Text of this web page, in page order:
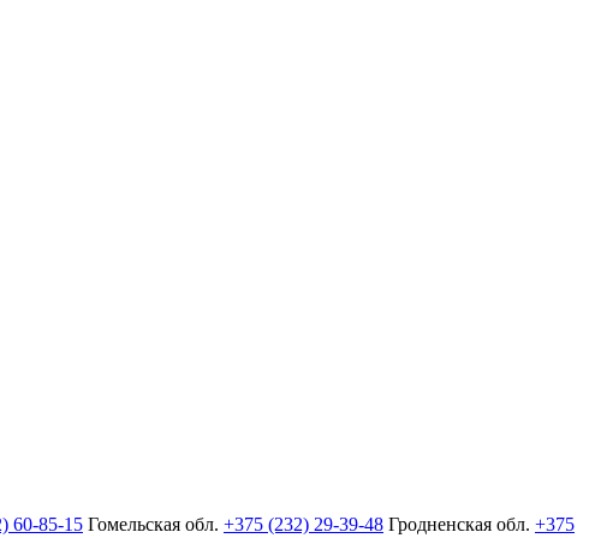
60-85-15 Гомельская обл. +375 (232) 29-39-48 Гродненская обл. +375